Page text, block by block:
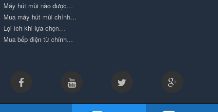
Máy hút mùi nào được…
Mua máy hút mùi chính…
Lợi ích khi lựa chọn…
Mua bếp điện từ chính…